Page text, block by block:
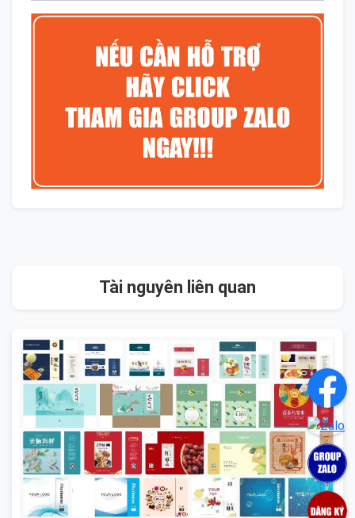
Tài nguyên liên quan